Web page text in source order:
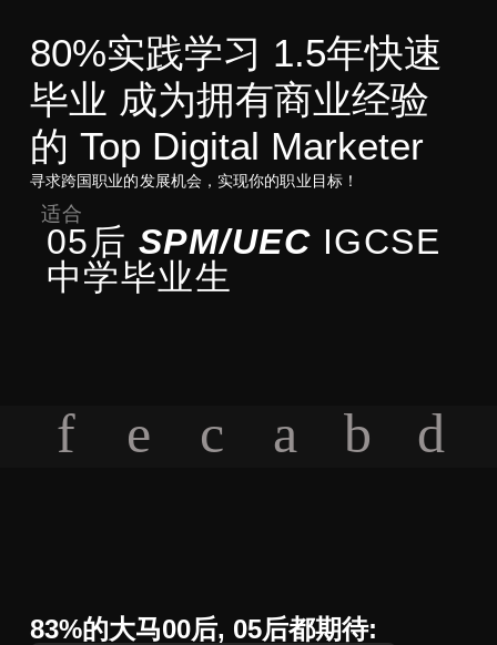
80%实践学习 1.5年快速
毕业 成为拥有商业经验
的 Top Digital Marketer
寻求跨国职业的发展机会，实现你的职业目标！
适合
05后 SPM/UEC IGCSE
中学毕业生
83%的大马00后, 05后都期待: